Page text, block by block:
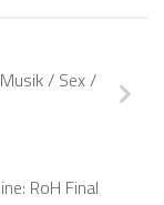
/ Sex /
RoH Final